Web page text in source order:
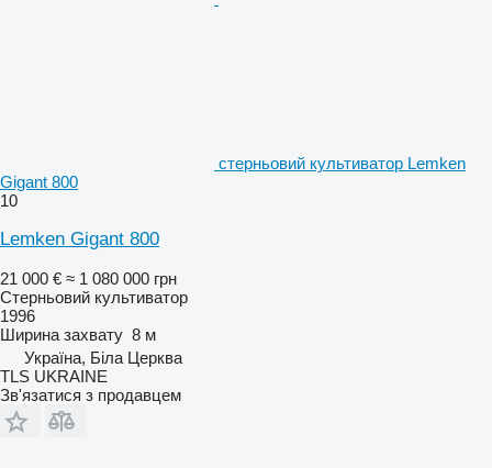
стерньовий культиватор Lemken
Gigant 800
10
Lemken Gigant 800
21 000 € ≈ 1 080 000 грн
Стерньовий культиватор
1996
Ширина захвату 8 м
Україна, Біла Церква
TLS UKRAINE
Зв'язатися з продавцем